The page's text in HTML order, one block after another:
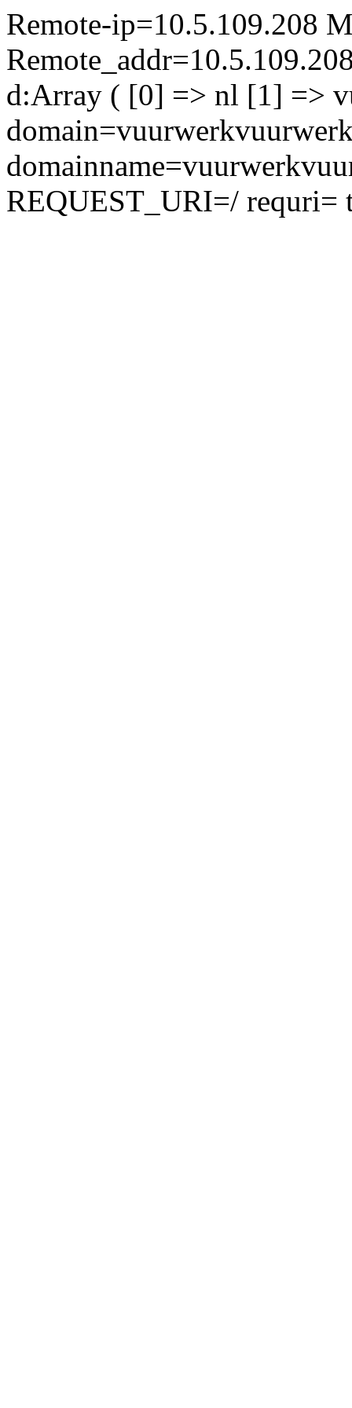
Remote-ip=10.5.109.208
d:Array ( [0] => nl [1] =>
REQUEST_URI=/